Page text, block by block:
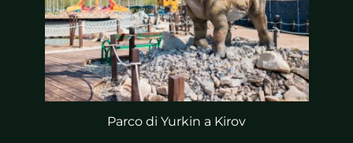
Parco di Yurkin a Kirov